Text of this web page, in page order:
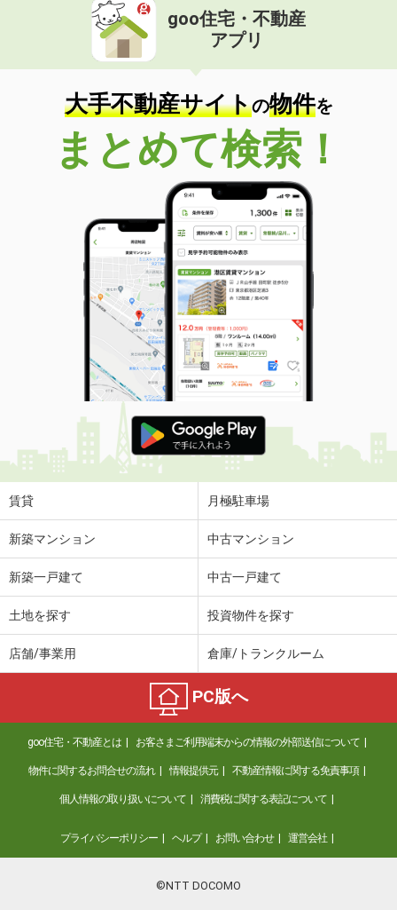
goo住宅・不動産
アプリ
大手不動産サイトの物件を
まとめて検索！
賃貸 月極駐車場
新築マンション 中古マンション
新築一戸建て 中古一戸建て
土地を探す 投資物件を探す
店舗/事業用 倉庫/トランクルーム
PC版へ
goo住宅・不動産とは お客さまご利用端末からの情報の外部送信について
物件に関するお問合せの流れ 情報提供元 不動産情報に関する免責事項
個人情報の取り扱いについて 消費税に関する表記について
プライバシーポリシー ヘルプ お問い合わせ 運営会社
©NTT DOCOMO